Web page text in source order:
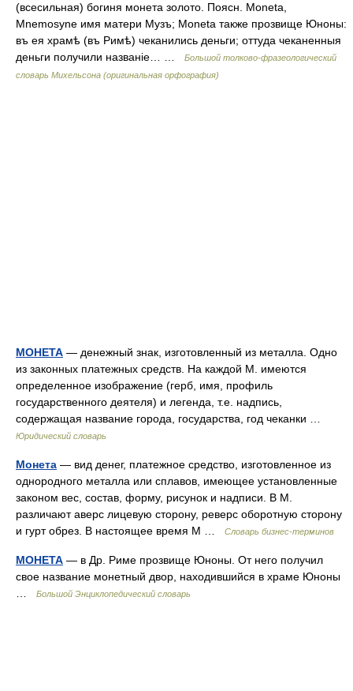
(всесильная) богиня монета золото. Поясн. Moneta,
Mnemosyne имя матери Музъ; Moneta также прозвище Юноны:
въ ея храмѣ (въ Римѣ) чеканились деньги; оттуда чеканенныя
деньги получили названіе… …
Большой толково-фразеологический
словарь Михельсона (оригинальная орфография)
МОНЕТА — денежный знак, изготовленный из металла. Одно
из законных платежных средств. На каждой М. имеются
определенное изображение (герб, имя, профиль
государственного деятеля) и легенда, т.е. надпись,
содержащая название города, государства, год чеканки …
Юридический словарь
Монета — вид денег, платежное средство, изготовленное из
однородного металла или сплавов, имеющее установленные
законом вес, состав, форму, рисунок и надписи. В М.
различают аверс лицевую сторону, реверс оборотную сторону
и гурт обрез. В настоящее время М …
Словарь бизнес-терминов
МОНЕТА — в Др. Риме прозвище Юноны. От него получил
свое название монетный двор, находившийся в храме Юноны
Большой Энциклопедический словарь